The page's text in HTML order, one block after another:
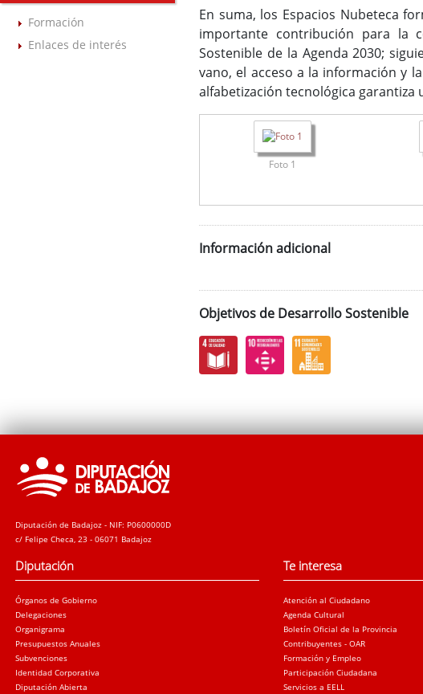
Formación
Enlaces de interés
En suma, los Espacios Nubeteca
importante contribución para la
Sostenible de la Agenda 2030;
vano, el acceso a la información y
alfabetización tecnológica garantiza
Foto 1
Información adicional
Objetivos de Desarrollo Sostenible
Diputación de Badajoz - NIF: P0600000D
c/ Felipe Checa, 23 - 06071 Badajoz
Diputación
Órganos de Gobierno
Delegaciones
Organigrama
Presupuestos Anuales
Subvenciones
Identidad Corporativa
Diputación Abierta
Te interesa
Atención al Ciudadano
Agenda Cultural
Boletín Oficial de la Provincia
Contribuyentes - OAR
Formación y Empleo
Participación Ciudadana
Servicios a EELL